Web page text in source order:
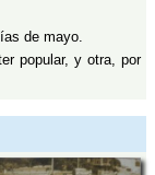
de mayo.
popular, y otra, por